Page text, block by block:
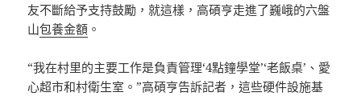
友不斷給予支持鼓勵，就這樣，高碩亨走進了巍峨的六盤
山包養金額 。
“我在村里的主要工作是負責管理‘4點鐘學堂’‘老飯桌’、愛
心超市和村衛生室。”高碩亨告訴記者，這些硬件設施基